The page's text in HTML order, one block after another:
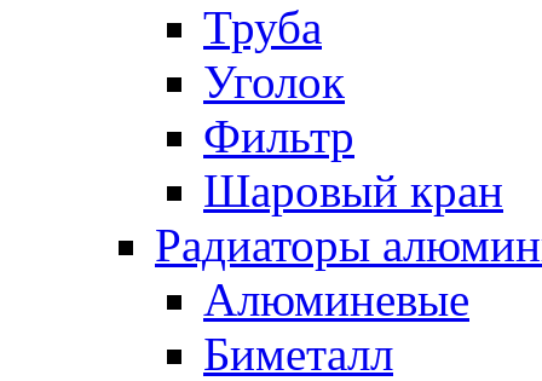
Труба
Уголок
Фильтр
Шаровый кран
Радиаторы
Алюминевые
Биметалл